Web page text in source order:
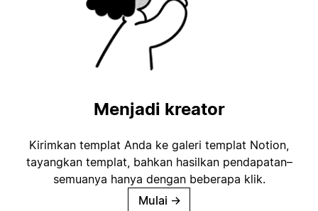
Menjadi kreator
Kirimkan templat Anda ke galeri templat Notion,
tayangkan templat, bahkan hasilkan pendapatan–
semuanya hanya dengan beberapa klik.
Mulai →